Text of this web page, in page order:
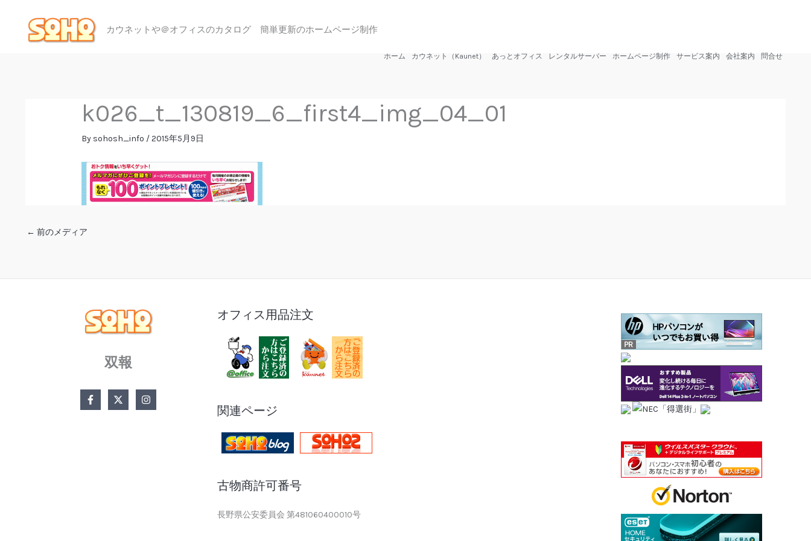
カウネットや＠オフィスのカタログ 簡単更新のホームページ制作
ホーム カウネット（Kaunet） あっとオフィス レンタルサーバー ホームページ制作 サービス案内 会社案内 問合せ
k026_t_130819_6_first4_img_04_01
By sohosh_info /2015年5月9日
← 前のメディア
双報
オフィス用品注文
関連ページ
古物商許可番号
長野県公安委員会 第481060400010号